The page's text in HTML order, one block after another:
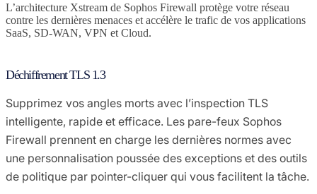
L’architecture Xstream de Sophos Firewall protège votre réseau
contre les dernières menaces et accélère le trafic de vos applications
SaaS, SD-WAN, VPN et Cloud.
Déchiffrement TLS 1.3
Supprimez vos angles morts avec l’inspection TLS
intelligente, rapide et efficace. Les pare-feux Sophos
Firewall prennent en charge les dernières normes avec
une personnalisation poussée des exceptions et des outils
de politique par pointer-cliquer qui vous facilitent la tâche.